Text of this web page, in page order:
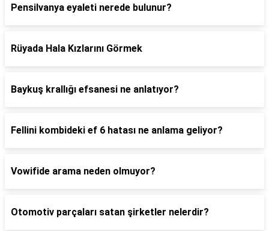
Pensilvanya eyaleti nerede bulunur?
Rüyada Hala Kızlarını Görmek
Baykuş krallığı efsanesi ne anlatıyor?
Fellini kombideki ef 6 hatası ne anlama geliyor?
Vowifide arama neden olmuyor?
Otomotiv parçaları satan şirketler nelerdir?